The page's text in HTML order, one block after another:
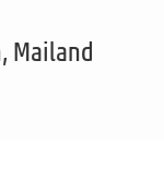
Mailand